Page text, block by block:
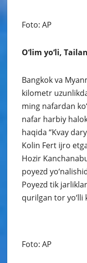
Foto: AP
O‘lim yo‘li,
Bangkok va
kilometr
ming nafardan
nafar harbiy
haqida “Kvay
Kolin Fert ijro
Hozir
poyezd
Poyezd tik
qurilgan tor yo‘lli
Foto: AP